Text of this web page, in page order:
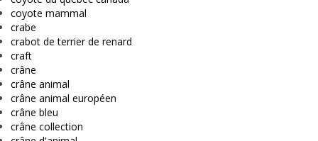
coyote mammal
crabe
crabot de terrier de renard
craft
crâne
crâne animal
crâne animal européen
crâne bleu
crâne collection